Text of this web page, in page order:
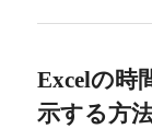
Excelの時
示する方